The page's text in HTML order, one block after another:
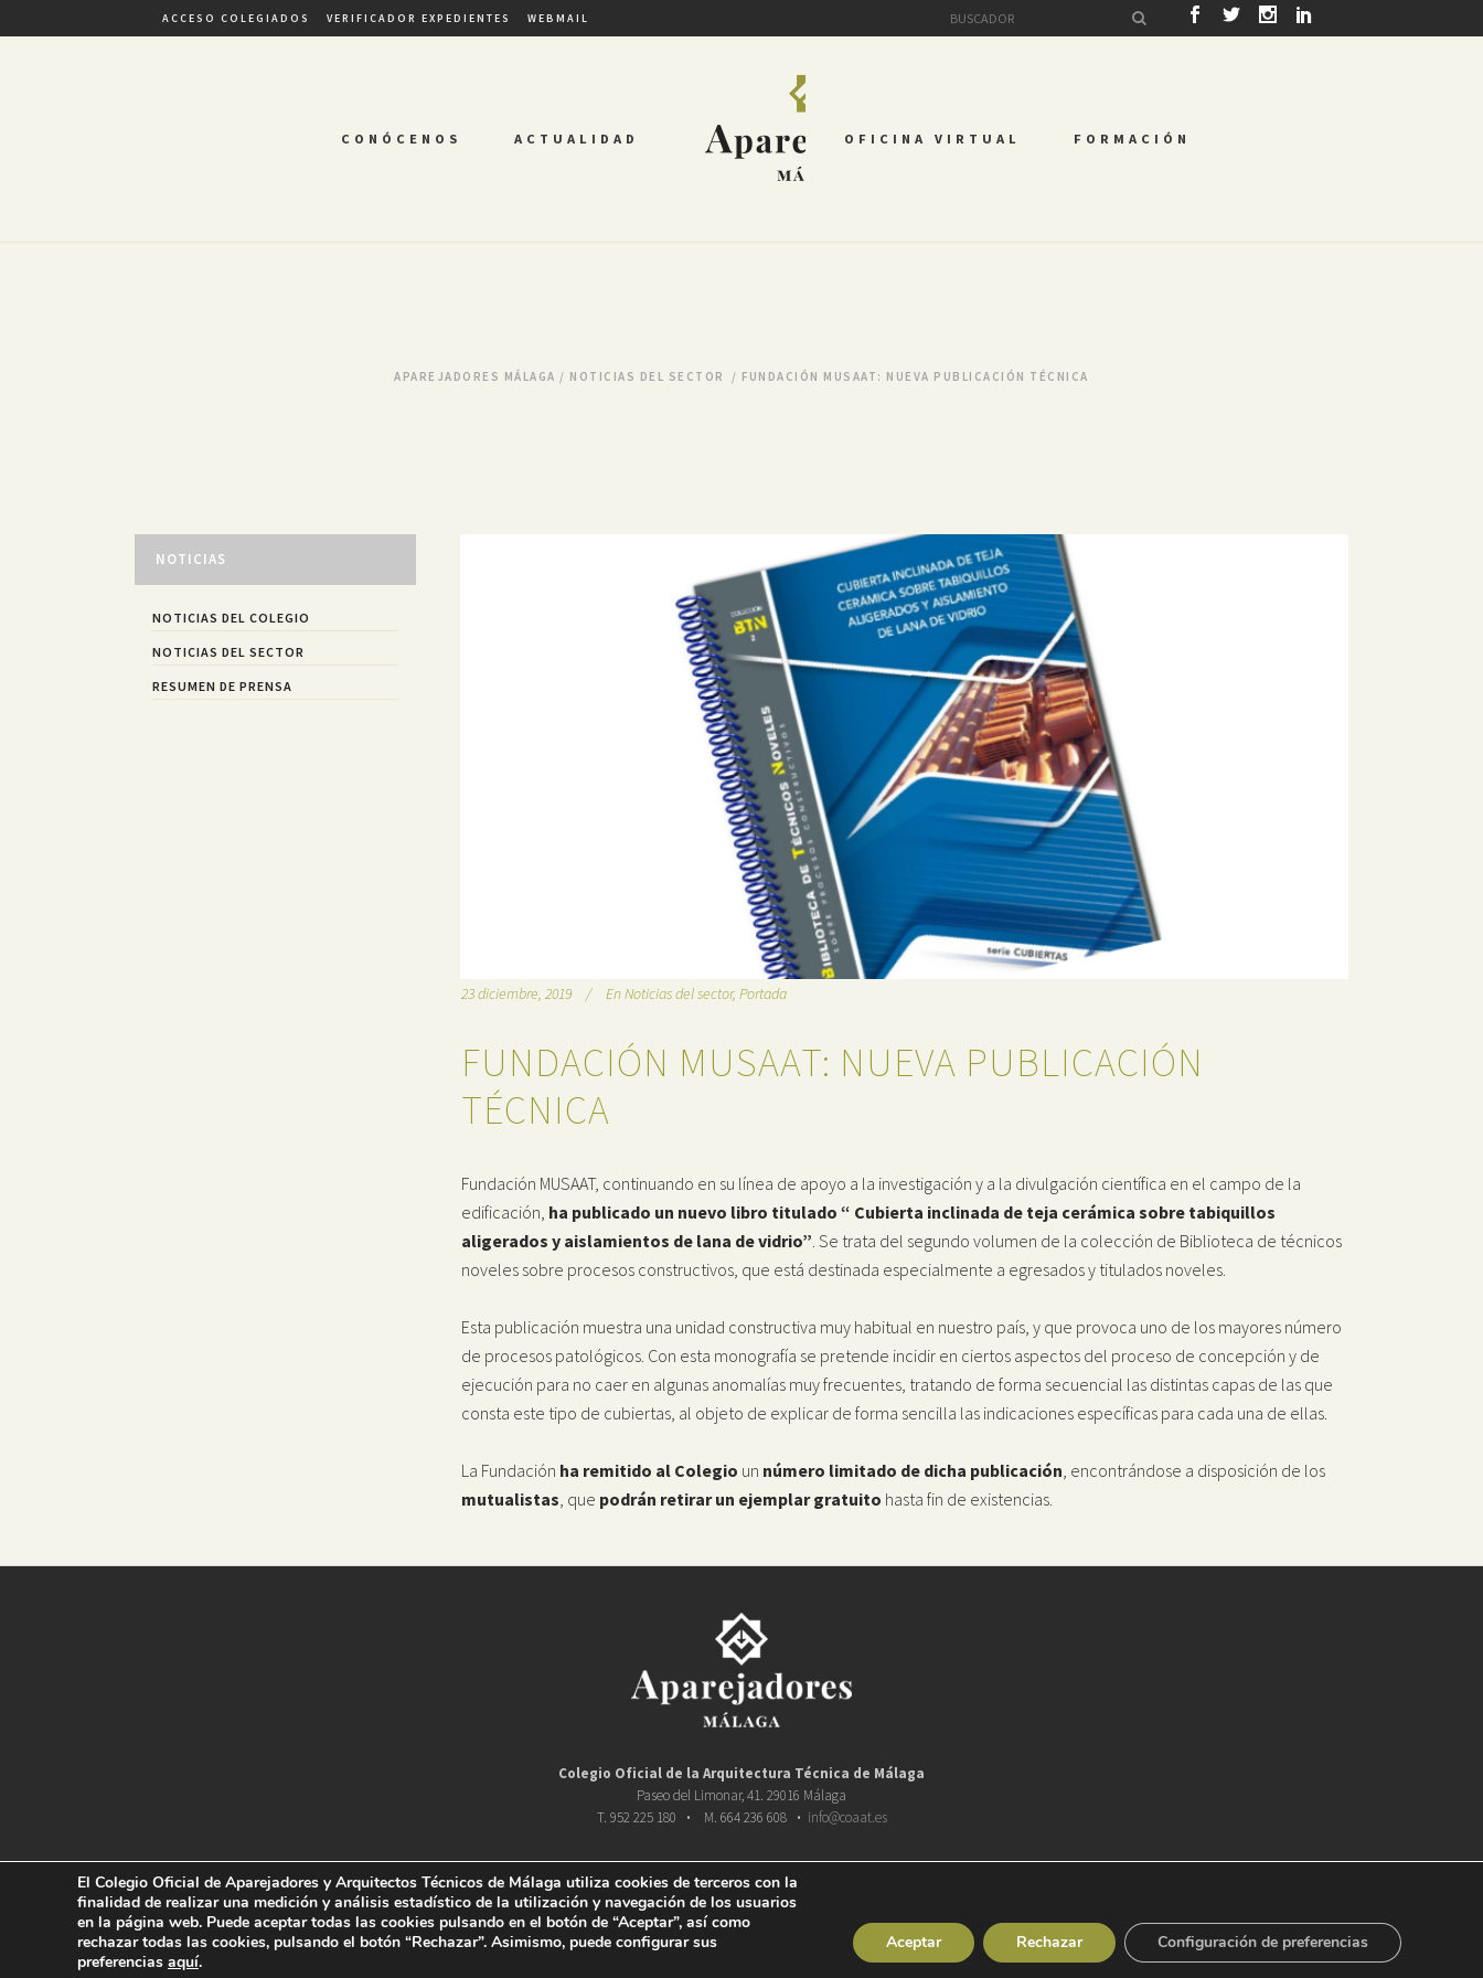
ACCESO COLEGIADOS VERIFICADOR EXPEDIENTES WEBMAIL
CONÓCENOS ACTUALIDAD OFICINA VIRTUAL FORMACIÓN
APAREJADORES MÁLAGA / NOTICIAS DEL SECTOR / FUNDACIÓN MUSAAT: NUEVA PUBLICACIÓN TÉCNICA
NOTICIAS
NOTICIAS DEL COLEGIO
NOTICIAS DEL SECTOR
RESUMEN DE PRENSA
23 diciembre, 2019 EnNoticias del sector, Portada
FUNDACIÓN MUSAAT: NUEVA PUBLICACIÓN
TÉCNICA
Fundación MUSAAT, continuando en su línea de apoyo a la investigación y a la divulgación científica en el campo de la
edificación, ha publicado un nuevo libro titulado “ Cubierta inclinada de teja cerámica sobre tabiquillos
aligerados y aislamientos de lana de vidrio” . Se trata del segundo volumen de la colección de Biblioteca de técnicos
noveles sobre procesos constructivos, que está destinada especialmente a egresados y titulados noveles.
Esta publicación muestra una unidad constructiva muy habitual en nuestro país, y que provoca uno de los mayores número
de procesos patológicos. Con esta monografía se pretende incidir en ciertos aspectos del proceso de concepción y de
ejecución para no caer en algunas anomalías muy frecuentes, tratando de forma secuencial las distintas capas de las que
consta este tipo de cubiertas, al objeto de explicar de forma sencilla las indicaciones específicas para cada una de ellas.
La Fundación ha remitido al Colegio un número limitado de dicha publicación , encontrándose a disposición de los
mutualistas , que podrán retirar un ejemplar gratuito hasta fin de existencias.
Colegio Oficial de la Arquitectura Técnica de Málaga
Paseo del Limonar, 41. 29016 Málaga
T. 952 225 180
· M. 664 236 608 · info@coaat.es
El Colegio Oficial de Aparejadores y Arquitectos Técnicos de Málaga utiliza cookies de terceros con la
finalidad de realizar una medición y análisis estadístico de la utilización y navegación de los usuarios
en la página web. Puede aceptar todas las cookies pulsando en el botón de “Aceptar”, así como
rechazar todas las cookies, pulsando el botón “Rechazar”. Asimismo, puede configurar sus
preferencias aquí.
Aceptar Rechazar Configuración de preferencias